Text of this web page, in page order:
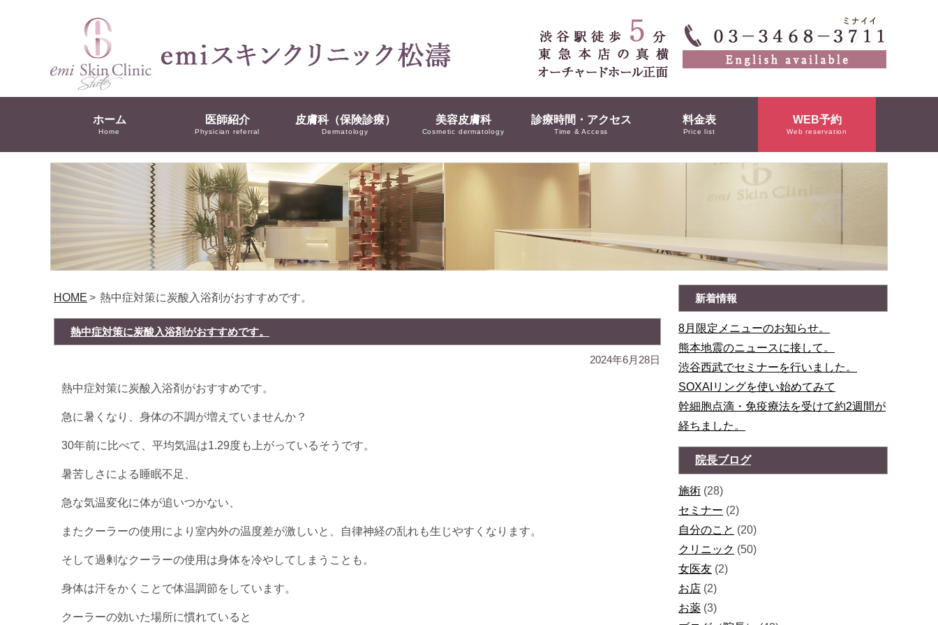
ホーム
Home
医師紹介
Physician referral
皮膚科（保険診療）
Dermatology
美容皮膚科
Cosmetic dermatology
診療時間・アクセス
Time & Access
料金表
Price list
WEB予約
Web reservation
HOME > 熱中症対策に炭酸入浴剤がおすすめです。
熱中症対策に炭酸入浴剤がおすすめです。
2024年6月28日
熱中症対策に炭酸入浴剤がおすすめです。
急に暑くなり、身体の不調が増えていませんか？
30年前に比べて、平均気温は1.29度も上がっているそうです。
暑苦しさによる睡眠不足、
急な気温変化に体が追いつかない、
またクーラーの使用により室内外の温度差が激しいと、自律神経の乱れも生じやすくなります。
そして過剰なクーラーの使用は身体を冷やしてしまうことも。
身体は汗をかくことで体温調節をしています。
クーラーの効いた場所に慣れていると
新着情報
8月限定メニューのお知らせ。
熊本地震のニュースに接して。
渋谷西武でセミナーを行いました。
SOXAIリングを使い始めてみて
幹細胞点滴・免疫療法を受けて約2週間が
経ちました。
院長ブログ
施術 (28)
セミナー (2)
自分のこと (20)
クリニック (50)
女医友 (2)
お店 (2)
お薬 (3)